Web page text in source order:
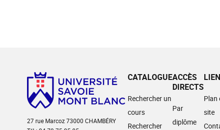
27 rue Marcoz 73000 CHAMBÉRY
CATALOGUE
Rechercher un
cours
Rechercher
ACCÈS
DIRECTS
Par
diplôme
Plan
site